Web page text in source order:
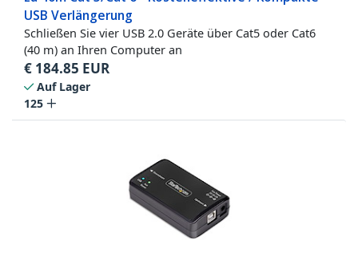
USB Verlängerung
Schließen Sie vier USB 2.0 Geräte über Cat5 oder Cat6
(40 m) an Ihren Computer an
€ 184.85 EUR
Auf Lager
125